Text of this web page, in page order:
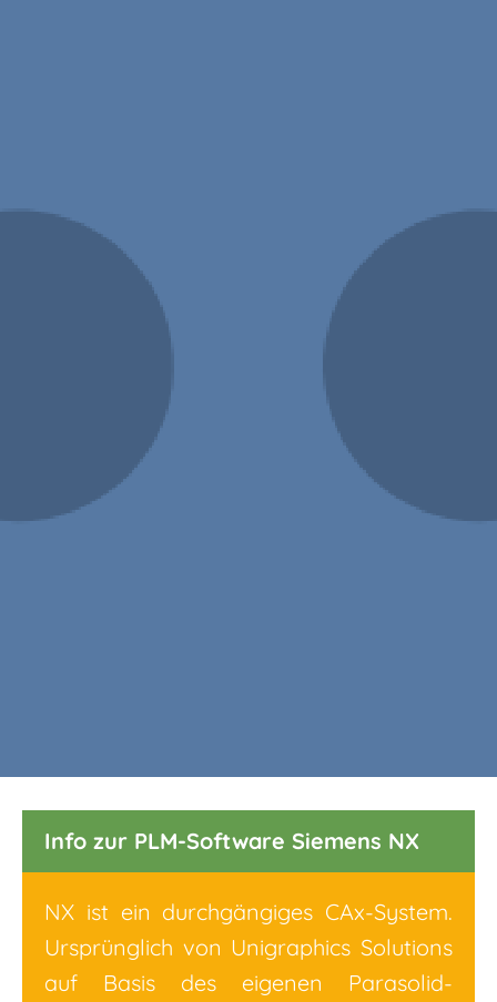
Info zur PLM-Software Siemens NX
NX ist ein durchgängiges CAx-System.
Ursprünglich von Unigraphics Solutions
auf Basis des eigenen Parasolid-